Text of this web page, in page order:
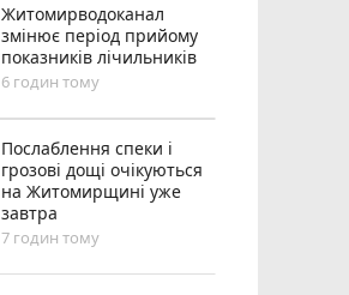
Житомирводоканал
змінює період прийому
показників лічильників
6 годин тому
Послаблення спеки і
грозові дощі очікуються
на Житомирщині уже
завтра
7 годин тому